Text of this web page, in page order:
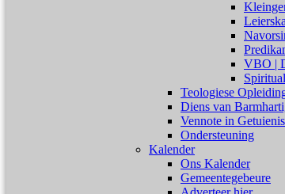
VBO |
Teologiese
Diens van
Vennote in Getuienis
Ondersteuning
Kalender
Ons Kalender
Gemeentegebeure